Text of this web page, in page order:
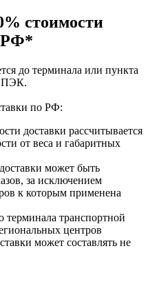
стоимости
РФ*
до терминала или пункта
ПЭК.
по РФ:
доставки рассчитывается
от веса и габаритных
может быть
за исключением
к которым применена
терминала транспортной
центров
может составлять не